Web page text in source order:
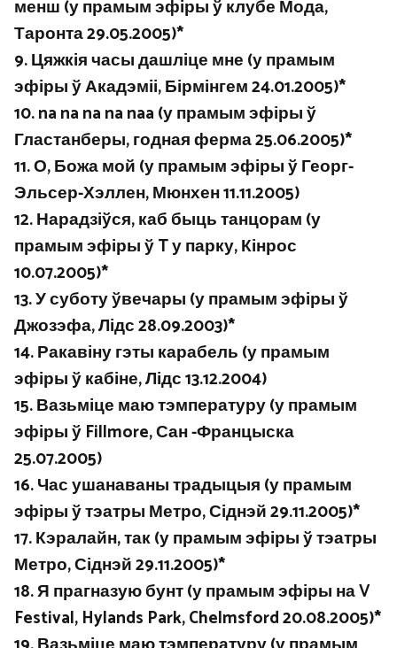
менш (у прамым эфіры ў клубе Мода,
Таронта 29.05.2005)*
9. Цяжкія часы дашліце мне (у прамым
эфіры ў Акадэміі, Бірмінгем 24.01.2005)*
10. na na na na naa (у прамым эфіры ў
Гластанберы, годная ферма 25.06.2005)*
11. О, Божа мой (у прамым эфіры ў Георг-
Эльсер-Хэллен, Мюнхен 11.11.2005)
12. Нарадзіўся, каб быць танцорам (у
прамым эфіры ў T у парку, Кінрос
10.07.2005)*
13. У суботу ўвечары (у прамым эфіры ў
Джозэфа, Лідс 28.09.2003)*
14. Ракавіну гэты карабель (у прамым
эфіры ў кабіне, Лідс 13.12.2004)
15. Вазьміце маю тэмпературу (у прамым
эфіры ў Fillmore, Сан -Францыска
25.07.2005)
16. Час ушанаваны традыцыя (у прамым
эфіры ў тэатры Метро, ​​Сіднэй 29.11.2005)*
17. Кэралайн, так (у прамым эфіры ў тэатры
Метро, ​​Сіднэй 29.11.2005)*
18. Я прагназую бунт (у прамым эфіры на V
Festival, Hylands Park, Chelmsford 20.08.2005)*